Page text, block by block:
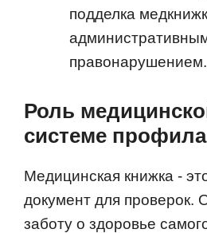
подделка
правонарушением.
Роль
системе
Медицинская книжка -
документ для проверок.
заботу о здоровье